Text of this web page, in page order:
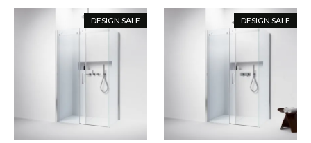
DESIGN SALE DESIGN SALE